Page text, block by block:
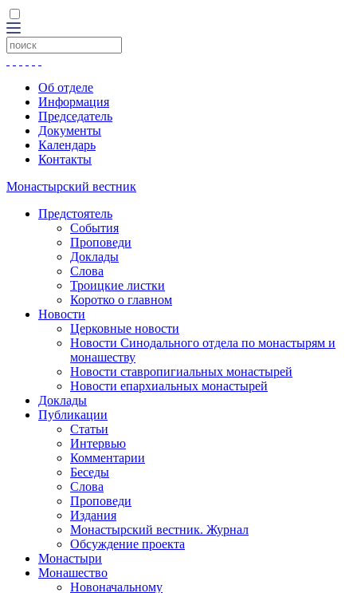
Об отделе
Информация
Председатель
Документы
Календарь
Контакты
Монастырский вестник
Предстоятель
События
Проповеди
Доклады
Слова
Троицкие листки
Коротко о главном
Новости
Церковные новости
Новости Синодального отдела по монастырям и
монашеству
Новости ставропигиальных монастырей
Новости епархиальных монастырей
Доклады
Публикации
Статьи
Интервью
Комментарии
Беседы
Слова
Проповеди
Издания
Монастырский вестник. Журнал
Обсуждение проекта
Монастыри
Монашество
Новоначальному